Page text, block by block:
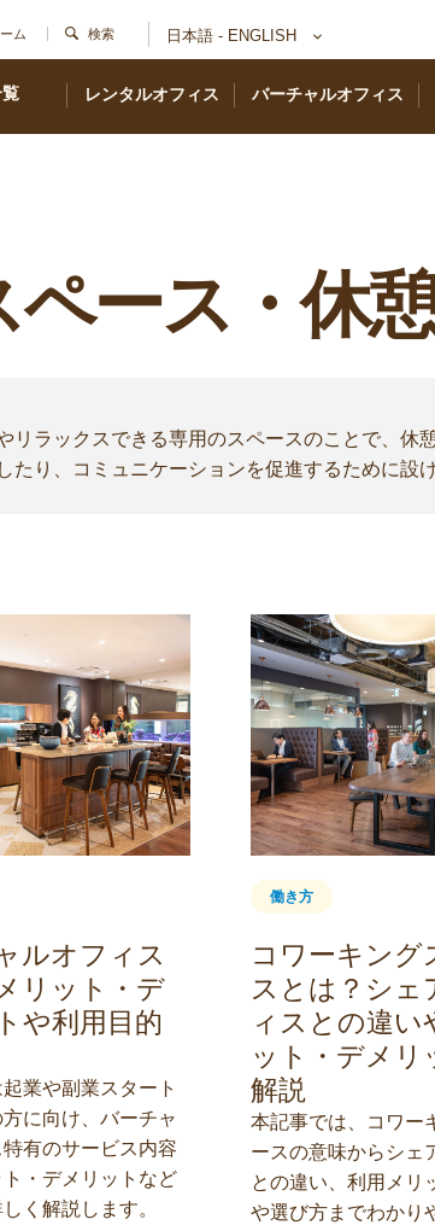
ム 検索 日本語 - ENGLISH
レンタルオフィス バーチャルオフィス
ペース・休
リラックスできる専用のスペースのことで、休
り、コミュニケーションを促進するために設け
ルオフィス
リット・デ
や利用目的
業や副業スタート
に向け、バーチャ
有のサービス内容
・デメリットなど
く解説します。
働き方
コワーキング
スとは？シェ
ィスとの違い
ット・デメリ
解説
本記事では、コワー
ースの意味からシェ
との違い、利用メリ
や選び方までわかり